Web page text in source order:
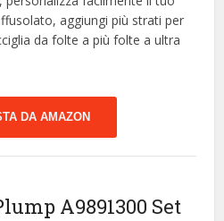
aggiungi più strati per
da folte a più folte a ultra
DA AMAZON
A9891300 Set